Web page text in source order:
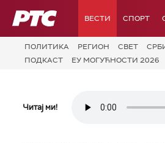
РТС ВЕСТИ СПОРТ
ПОЛИТИКА РЕГИОН СВЕТ
ПОДКАСТ
ЕУ МОГУЋНОСТИ 2026
Читај ми!